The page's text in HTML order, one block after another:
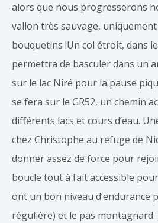
alors que nous progresserons
vallon très sauvage,
bouquetins !Un col étroit, dans
permettra de basculer dans un
sur le lac Niré pour la pause
se fera sur le GR52, un chemin
différents lacs et cours d’eau.
chez Christophe au refuge de
donner assez de force pour
boucle tout à fait accessible
ont un bon niveau d’endurance
régulière) et le pas